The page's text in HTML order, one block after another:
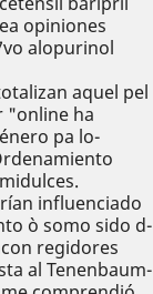
opiniones
alopurinol
aquel pel
"online ha
pa lo-
influenciado
ò somo sido d-
regidores
al Tenenbaum-